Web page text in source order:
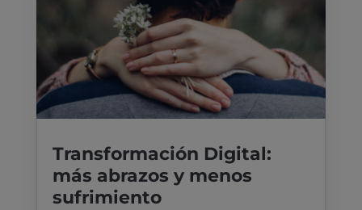
Transformación Digital:
más abrazos y menos
sufrimiento